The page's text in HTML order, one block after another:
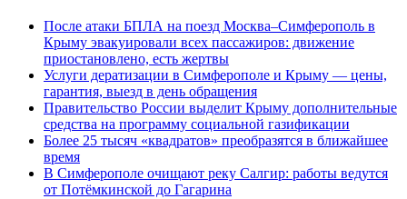
После атаки БПЛА на поезд Москва–Симферополь в
Крыму эвакуировали всех пассажиров: движение
приостановлено, есть жертвы
Услуги дератизации в Симферополе и Крыму — цены,
гарантия, выезд в день обращения
Правительство России выделит Крыму дополнительные
средства на программу социальной газификации
Более 25 тысяч «квадратов» преобразятся в ближайшее
время
В Симферополе очищают реку Салгир: работы ведутся
от Потёмкинской до Гагарина